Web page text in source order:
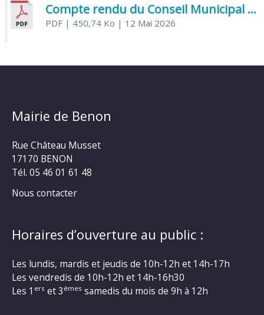
Compte rendu du Conseil Municipal du 06 mai 2026
PDF| 450,74 Ko | 12 Mai 2026
Mairie de Benon
Rue Château Musset
17170 BENON
Tél. 05 46 01 61 48
Nous contacter
Horaires d’ouverture au public :
Les lundis, mardis et jeudis de 10h-12h et 14h-17h
Les vendredis de 10h-12h et 14h-16h30
Les 1 ers et 3 èmes samedis du mois de 9h à 12h